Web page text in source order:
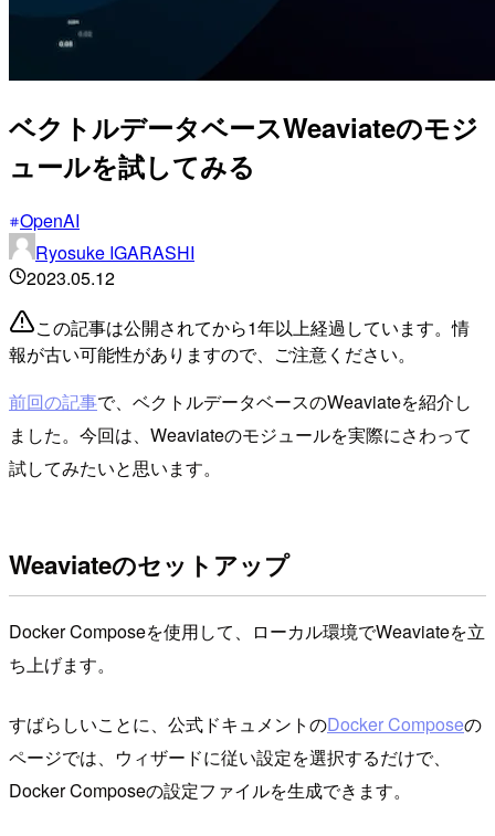
ベクトルデータベースWeaviateのモジ
ュールを試してみる
OpenAI
Ryosuke IGARASHI
2023.05.12
この記事は公開されてから1年以上経過しています。情
報が古い可能性がありますので、ご注意ください。
前回の記事で、ベクトルデータベースのWeaviateを紹介し
ました。今回は、Weaviateのモジュールを実際にさわって
試してみたいと思います。
Weaviateのセットアップ
Docker Composeを使用して、ローカル環境でWeaviateを立
ち上げます。
すばらしいことに、公式ドキュメントのDocker Composeの
ページでは、ウィザードに従い設定を選択するだけで、
Docker Composeの設定ファイルを生成できます。